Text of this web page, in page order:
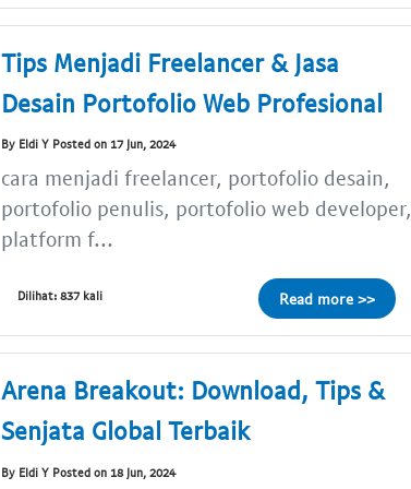
Tips Menjadi Freelancer & Jasa
Desain Portofolio Web Profesional
By Eldi Y Posted on 17 Jun, 2024
cara menjadi freelancer, portofolio desain,
portofolio penulis, portofolio web developer,
platform f...
Dilihat: 837 kali Read more >>
Arena Breakout: Download, Tips &
Senjata Global Terbaik
By Eldi Y Posted on 18 Jun, 2024